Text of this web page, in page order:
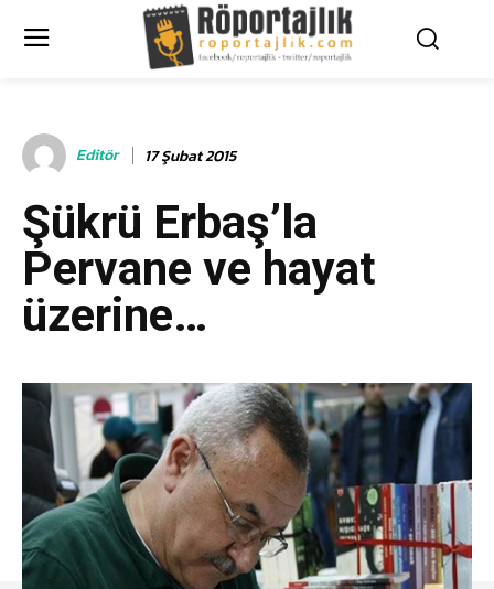
Editör 17 Şubat 2015
Şükrü Erbaş’la
Pervane ve hayat
üzerine…